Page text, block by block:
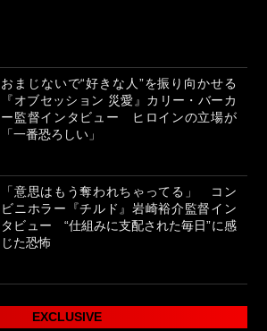
おまじないで“好きな人”を振り向かせる
『オブセッション 災愛』カリー・バーカ
ー監督インタビュー ヒロインの立場が
「一番恐ろしい」
「意思はもう奪われちゃってる」 コン
ビニホラー『チルド』岩崎裕介監督イン
タビュー “仕組みに支配された毎日”に感
じた恐怖
EXCLUSIVE